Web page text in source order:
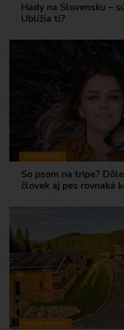
Hady na Slovensku –
Ublížia ti?
ROZHOVORY
So psom na tripe?
človek aj pes rovnaká
TIP NA VÍKEND